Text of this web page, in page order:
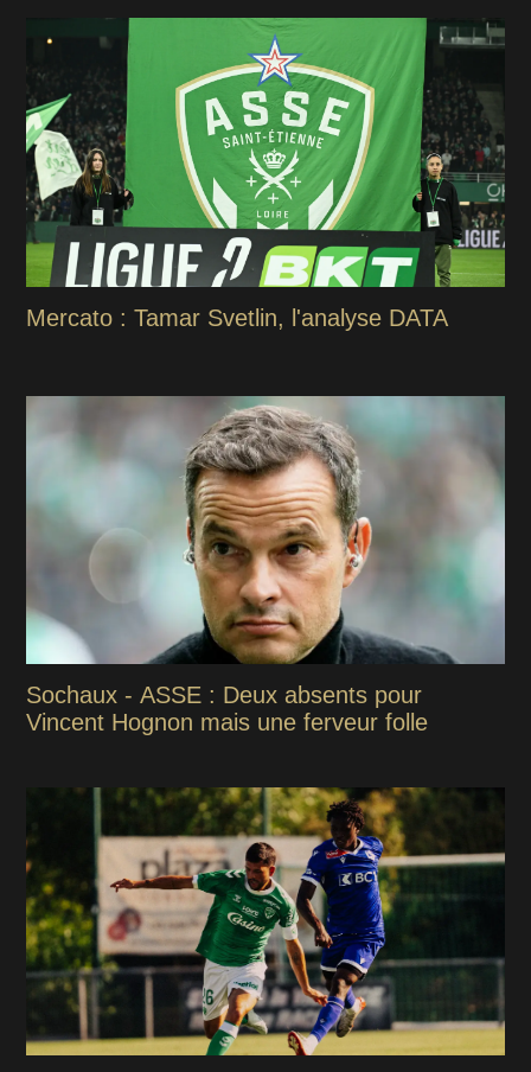
Mercato : Tamar Svetlin, l'analyse DATA
Sochaux - ASSE : Deux absents pour
Vincent Hognon mais une ferveur folle